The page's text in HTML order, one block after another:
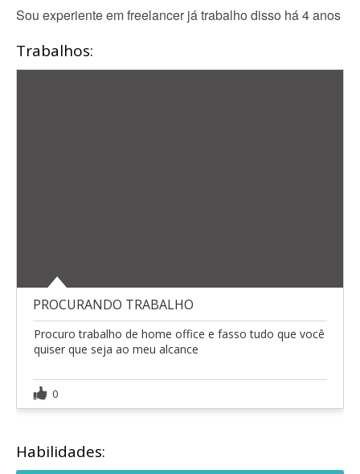
Sou experiente em freelancer já trabalho disso há 4 anos
Trabalhos:
PROCURANDO TRABALHO
Procuro trabalho de home office e fasso tudo que você
quiser que seja ao meu alcance
0
Habilidades: